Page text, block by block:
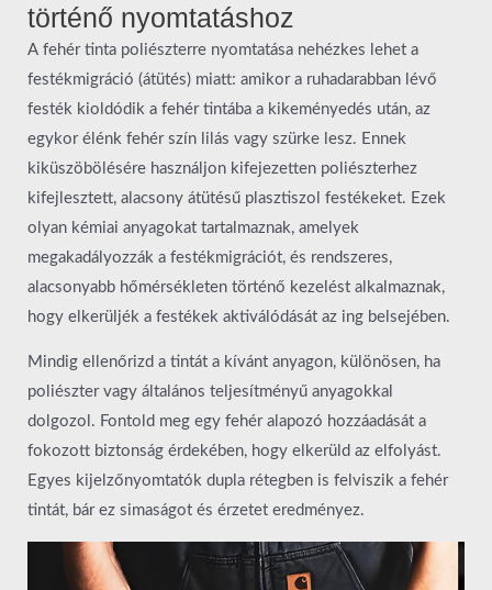
történő nyomtatáshoz
A fehér tinta poliészterre nyomtatása nehézkes lehet a
festékmigráció (átütés) miatt: amikor a ruhadarabban lévő
festék kioldódik a fehér tintába a kikeményedés után, az
egykor élénk fehér szín lilás vagy szürke lesz. Ennek
kiküszöbölésére használjon kifejezetten poliészterhez
kifejlesztett, alacsony átütésű plasztiszol festékeket. Ezek
olyan kémiai anyagokat tartalmaznak, amelyek
megakadályozzák a festékmigrációt, és rendszeres,
alacsonyabb hőmérsékleten történő kezelést alkalmaznak,
hogy elkerüljék a festékek aktiválódását az ing belsejében.
Mindig ellenőrizd a tintát a kívánt anyagon, különösen, ha
poliészter vagy általános teljesítményű anyagokkal
dolgozol. Fontold meg egy fehér alapozó hozzáadását a
fokozott biztonság érdekében, hogy elkerüld az elfolyást.
Egyes kijelzőnyomtatók dupla rétegben is felviszik a fehér
tintát, bár ez simaságot és érzetet eredményez.